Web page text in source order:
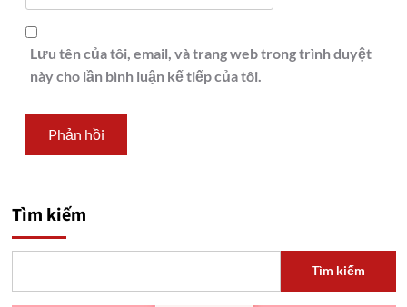
Lưu tên của tôi, email, và trang web trong trình duyệt
này cho lần bình luận kế tiếp của tôi.
Tìm kiếm
Tìm kiếm